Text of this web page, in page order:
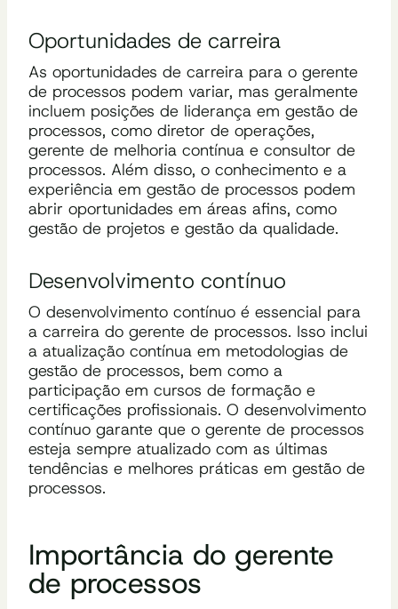
Oportunidades de carreira
As oportunidades de carreira para o gerente
de processos podem variar, mas geralmente
incluem posições de liderança em gestão de
processos, como diretor de operações,
gerente de melhoria contínua e consultor de
processos. Além disso, o conhecimento e a
experiência em gestão de processos podem
abrir oportunidades em áreas afins, como
gestão de projetos e gestão da qualidade.
Desenvolvimento contínuo
O desenvolvimento contínuo é essencial para
a carreira do gerente de processos. Isso inclui
a atualização contínua em metodologias de
gestão de processos, bem como a
participação em cursos de formação e
certificações profissionais. O desenvolvimento
contínuo garante que o gerente de processos
esteja sempre atualizado com as últimas
tendências e melhores práticas em gestão de
processos.
Importância do gerente
de processos